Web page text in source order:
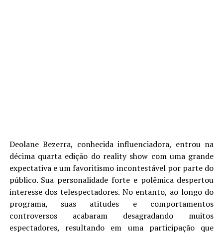
Deolane Bezerra, conhecida influenciadora, entrou na
décima quarta edição do reality show com uma grande
expectativa e um favoritismo incontestável por parte do
público. Sua personalidade forte e polêmica despertou
interesse dos telespectadores. No entanto, ao longo do
programa, suas atitudes e comportamentos
controversos acabaram desagradando muitos
espectadores, resultando em uma participação que